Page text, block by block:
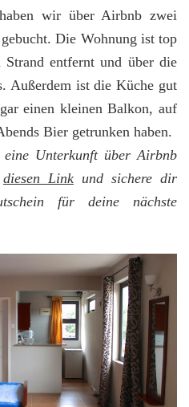
wir über Airbnb zwei
gebucht. Die Wohnung ist top
entfernt und über die
Außerdem ist die Küche gut
einen kleinen Balkon, auf
Bier getrunken haben.
Unterkunft über Airbnb
diesen Link und sichere dir
für deine nächste